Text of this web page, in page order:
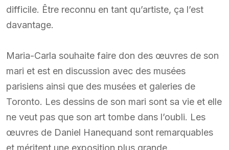
difficile. Être reconnu en tant qu’artiste, ça l’est
davantage.
Maria-Carla souhaite faire don des œuvres de son
mari et est en discussion avec des musées
parisiens ainsi que des musées et galeries de
Toronto. Les dessins de son mari sont sa vie et elle
ne veut pas que son art tombe dans l’oubli. Les
œuvres de Daniel Hanequand sont remarquables
et méritent une exposition plus grande.